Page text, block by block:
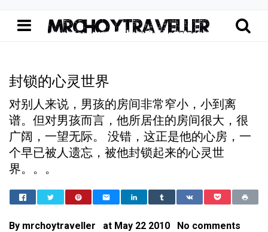
封锁的心灵世界
对别人来说，男孩的房间非常窄小，小到离
谱。但对男孩而言，他所居住的房间很大，很
广阔，一望无际。 没错，这正是他的心房，一
个早已被人遗忘，被他封锁起来的心灵世
界。。。
Home
封锁的心灵世界
封锁的心灵世界
By mrchoytraveller at May 22 2010 No comments